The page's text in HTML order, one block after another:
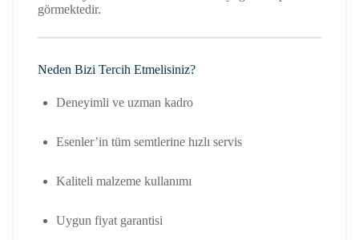
görmektedir.
Neden Bizi Tercih Etmelisiniz?
Deneyimli ve uzman kadro
Esenler’in tüm semtlerine hızlı servis
Kaliteli malzeme kullanımı
Uygun fiyat garantisi